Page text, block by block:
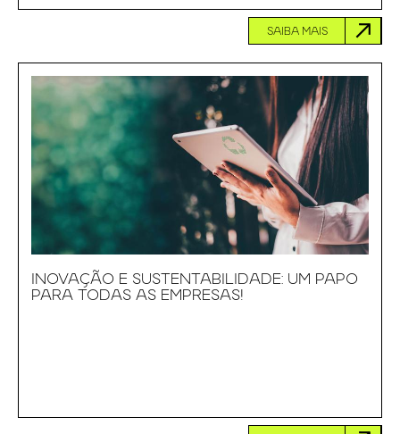
SAIBA MAIS
INOVAÇÃO E SUSTENTABILIDADE: UM PAPO
PARA TODAS AS EMPRESAS!